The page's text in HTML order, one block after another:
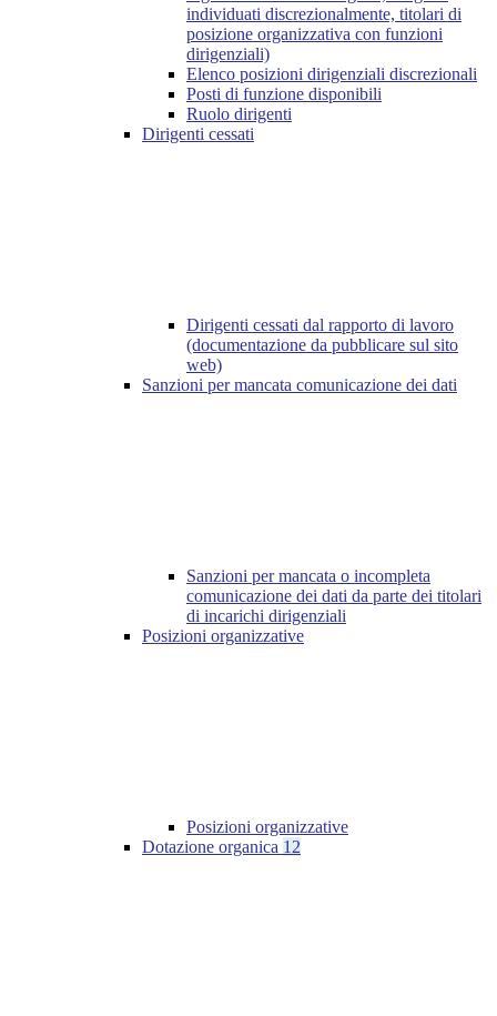
individuati discrezionalmente, titolari di
posizione organizzativa con funzioni
dirigenziali)
Elenco posizioni dirigenziali discrezionali
Posti di funzione disponibili
Ruolo dirigenti
Dirigenti cessati
Dirigenti cessati dal rapporto di lavoro
(documentazione da pubblicare sul sito
web)
Sanzioni per mancata comunicazione dei dati
Sanzioni per mancata o incompleta
comunicazione dei dati da parte dei titolari
di incarichi dirigenziali
Posizioni organizzative
Posizioni organizzative
Dotazione organica 12